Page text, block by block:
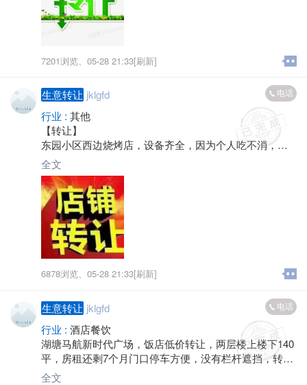
7201浏览、 05-28 21:33[刷新]
生意转让 jklgfd 电话
行业 : 其他
【转让】
东园小区西边烧烤店，设备齐全，因为个人吃不消，想
转让。想做烧烤生意的可以联系。 电话：*****9177
全文
6878浏览、 05-28 21:33[刷新]
生意转让 jklgfd 电话
行业 : 酒店餐饮
湖塘马航新时代广场，饭店低价转让，两层楼上楼下140
平，房租还剩7个月门口停车方便，没有栏杆遮挡，转让
费面谈，有意来店详谈，联系电话*****8938
全文